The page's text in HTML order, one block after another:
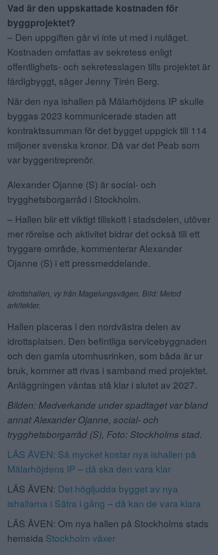
Vad är den uppskattade kostnaden för
byggprojektet?
– Den uppgiften går vi inte ut med i nuläget.
Kostnaden omfattas av sekretess enligt
offentlighets- och sekretesslagen tills projektet är
färdigbyggt, säger Jenny Tirén Berg.
När den nya ishallen på Mälarhöjdens IP skulle
byggas 2023 kommunicerade staden att
kontraktssumman för det bygget uppgick till 114
miljoner svenska kronor. Då var det Peab som
var byggentreprenör.
Alexander Ojanne (S) är social- och
trygghetsborgarråd i Stockholm.
– Hallen blir ett viktigt tillskott i stadsdelen, utöver
mer rörelse och aktivitet bidrar det också till ett
tryggare område, kommenterar Alexander
Ojanne (S) i ett pressmeddelande.
Idrottshallen, vy från Magelungsvägen. Bild: Metod
arkitekter.
Hallen placeras i den nordvästra delen av
idrottsplatsen. Den befintliga servicebyggnaden
och den gamla utomhusrinken, som båda är ur
bruk, kommer att rivas i samband med projektet.
Anläggningen väntas stå klar i slutet av 2027.
Bilden: Medverkande under spadtaget var bland
annat Alexander Ojanne, social- och
trygghetsborgarråd (S), Foto: Stockholms stad.
LÄS ÄVEN: Så mycket kostar nya ishallen på
Mälarhöjdens IP – då ska den vara klar
LÄS ÄVEN: Det högljudda bygget av nya
ishallarna i Sätra i gång – då kan de vara klara
LÄS ÄVEN: Om nya hallen på Stockholms stads
hemsida Stockholm växer